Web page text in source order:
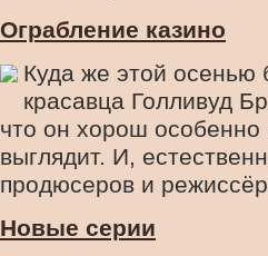
Ограбление казино
Куда же этой осенью
красавца Голливуд
что он хорош особенно
выглядит. И,
продюсеров и
Новые серии